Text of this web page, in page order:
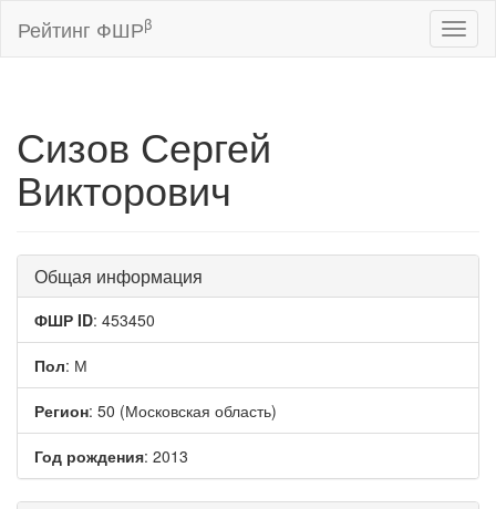
Рейтинг ФШРβ
Сизов Сергей
Викторович
Общая информация
ФШР ID: 453450
Пол: М
Регион: 50 (Московская область)
Год рождения: 2013